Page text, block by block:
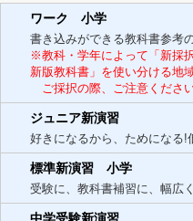
ワーク 小学
書き込みができる教科書参考
※教科・学年によって「新採
新版教科書」を使い分ける地
ご採択の際、ご注意くださ
ジュニア新演習
好きになるから、ためになる!
標準新演習 小学
受験に、教科書補習に、幅広
中学受験新演習